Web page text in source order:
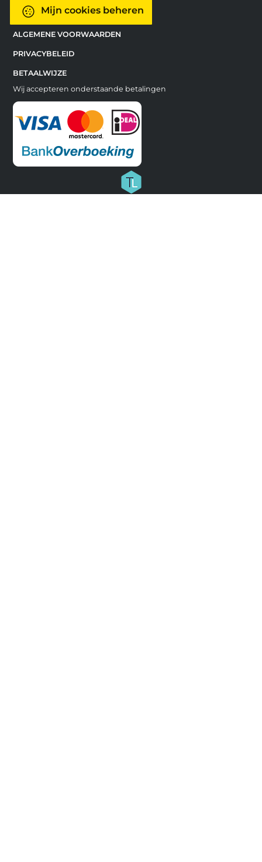
Mijn cookies beheren
ALGEMENE VOORWAARDEN
PRIVACYBELEID
BETAALWIJZE
Wij accepteren onderstaande betalingen